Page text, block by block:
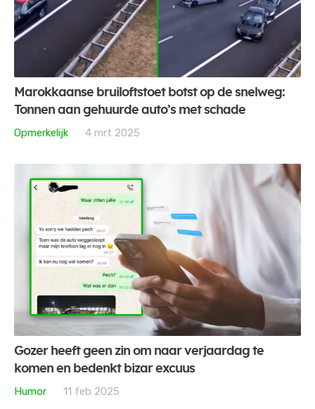
Marokkaanse bruiloftstoet botst op de snelweg:
Tonnen aan gehuurde auto’s met schade
Opmerkelijk
4 mrt 2025
Gozer heeft geen zin om naar verjaardag te
komen en bedenkt bizar excuus
Humor
11 feb 2025